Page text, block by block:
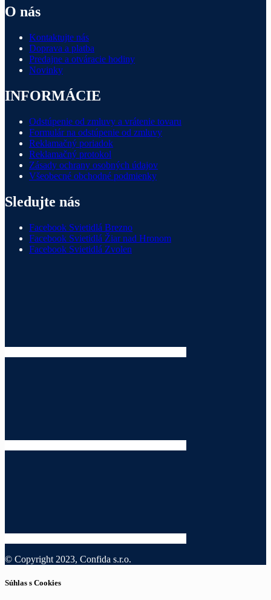
O nás
Kontaktujte nás
Doprava a platba
Predajne a otváracie hodiny
Novinky
INFORMÁCIE
Odstúpenie od zmluvy a vrátenie tovaru
Formulár na odstúpenie od zmluvy
Reklamačný poriadok
Reklamačný protokol
Zásady ochrany osobných údajov
Všeobecné obchodné podmienky
Sledujte nás
Facebook Svietidlá Brezno
Facebook Svietidlá Žiar nad Hronom
Facebook Svietidlá Zvolen
© Copyright 2023, Confida s.r.o.
Súhlas s Cookies